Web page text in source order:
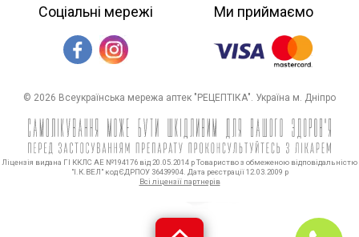
Соціальні мережі Ми приймаємо
© 2026 Всеукраїнська мережа аптек "РЕЦЕПТІКА". Україна м. Дніпро
Ліцензія видана ГІ ККЛС АЕ №194176 від 20.05.2014 р Товариство з обмеженою відповідальністю
"І.К.ВЕЛ" код ЄДРПОУ 36439904. Дата реєстрації 12.03.2009 р
Всі ліцензії партнерів